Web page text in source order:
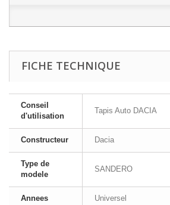
FICHE TECHNIQUE
Conseil
d'utilisation
Tapis Auto DACIA
Constructeur Dacia
Type de
modele
SANDERO
Annees Universel